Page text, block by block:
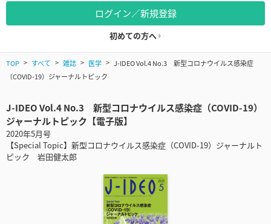
ログイン／新規登録
初めての方へ
TOP すべて 雑誌 医学
J-IDEO Vol.4 No.3 新型コロナウイルス感染症
（COVID-19）ジャーナルトピック
J-IDEO Vol.4 No.3 新型コロナウイルス感染症（COVID-19）
ジャーナルトピック【電子版】
2020年5月号
【Special Topic】新型コロナウイルス感染症（COVID-19）ジャーナルト
ピック 岩田健太郎